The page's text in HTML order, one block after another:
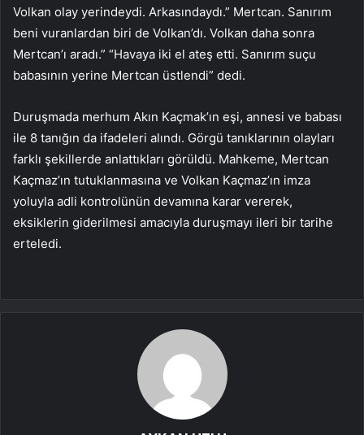
Volkan olay yerindeydi. Arkasındaydı.” Mertcan. Sanırım
beni vuranlardan biri de Volkan’dı. Volkan daha sonra
Mertcan’ı aradı.” “Havaya iki el ateş etti. Sanırım suçu
babasının yerine Mertcan üstlendi” dedi.
Duruşmada merhum Akın Kaçmak’ın eşi, annesi ve babası
ile 8 tanığın da ifadeleri alındı. Görgü tanıklarının olayları
farklı şekillerde anlattıkları görüldü. Mahkeme, Mertcan
Kaçmaz’ın tutuklanmasına ve Volkan Kaçmaz’ın imza
yoluyla adli kontrolünün devamına karar vererek,
eksiklerin giderilmesi amacıyla duruşmayı ileri bir tarihe
erteledi.